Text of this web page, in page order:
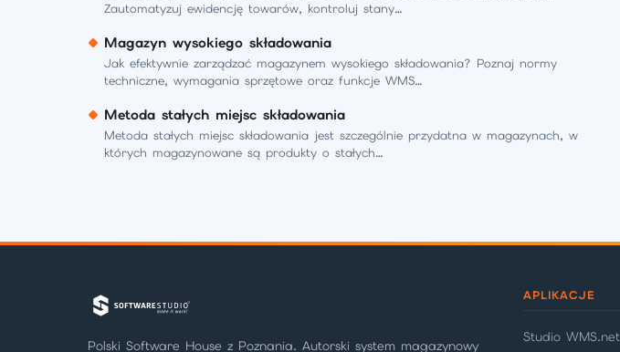
Zautomatyzuj ewidencję towarów, kontroluj stany…
Magazyn wysokiego składowania
Jak efektywnie zarządzać magazynem wysokiego składowania? Poznaj normy
techniczne, wymagania sprzętowe oraz funkcje WMS…
Metoda stałych miejsc składowania
Metoda stałych miejsc składowania jest szczególnie przydatna w magazynach, w
których magazynowane są produkty o stałych…
Polski Software House z Poznania. Autorski system magazynowy
APLIKACJE
Studio WMS.net